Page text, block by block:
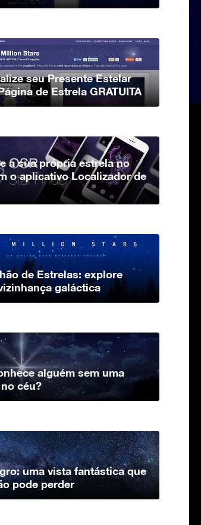
seu Presente Estelar
de Estrela GRATUITA
a sua própria estrela no
o aplicativo Localizador de
de Estrelas: explore
galáctica
alguém sem uma
céu?
uma vista fantástica que
pode perder